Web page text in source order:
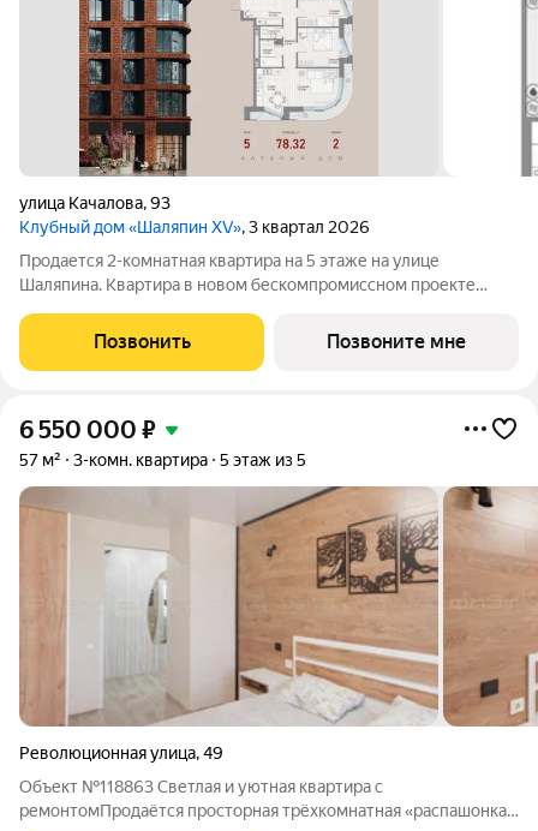
улица Качалова,93
Клубный дом «Шаляпин XV», 3 квартал 2026
Продается 2-комнатная квартира на 5 этаже на улице
Шаляпина. Квартира в новом бескомпромиссном проекте
комплексов премиум-класса в Казани. Всего 116 квартир, 10
этажей и закрытый двор-парк.
Позвонить Позвоните мне
6 550 000 ₽
57 м² 3-комн. квартира 5 этаж из 5
Революционная улица,49
Объект №118863 Светлая и уютная квартира с
ремонтомПродaётcя пpocтopнaя трёхкомнатная «paспaшoнкa»